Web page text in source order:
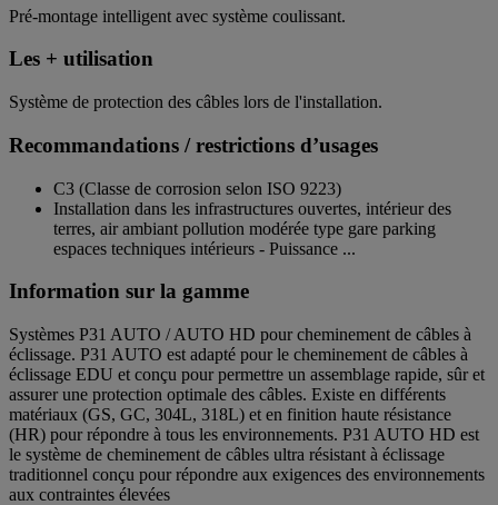
Pré-montage intelligent avec système coulissant.
Les + utilisation
Système de protection des câbles lors de l'installation.
Recommandations / restrictions d’usages
C3 (Classe de corrosion selon ISO 9223)
Installation dans les infrastructures ouvertes, intérieur des
terres, air ambiant pollution modérée type gare parking
espaces techniques intérieurs - Puissance ...
Information sur la gamme
Systèmes P31 AUTO / AUTO HD pour cheminement de câbles à
éclissage. P31 AUTO est adapté pour le cheminement de câbles à
éclissage EDU et conçu pour permettre un assemblage rapide, sûr et
assurer une protection optimale des câbles. Existe en différents
matériaux (GS, GC, 304L, 318L) et en finition haute résistance
(HR) pour répondre à tous les environnements. P31 AUTO HD est
le système de cheminement de câbles ultra résistant à éclissage
traditionnel conçu pour répondre aux exigences des environnements
aux contraintes élevées